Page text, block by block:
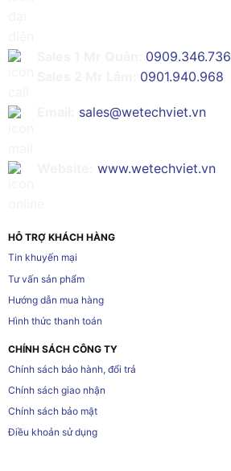
0909.346.736
0901.940.968
sales@wetechviet.vn
www.wetechviet.vn
HỖ TRỢ KHÁCH HÀNG
Tin khuyến mại
Tư vấn sản phẩm
Hướng dẫn mua hàng
Hình thức thanh toán
CHÍNH SÁCH CÔNG TY
Chính sách bảo hành, đổi trả
Chính sách giao nhận
Chính sách bảo mật
Điều khoản sử dụng